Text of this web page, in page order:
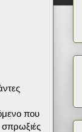
που
σπρωξιές